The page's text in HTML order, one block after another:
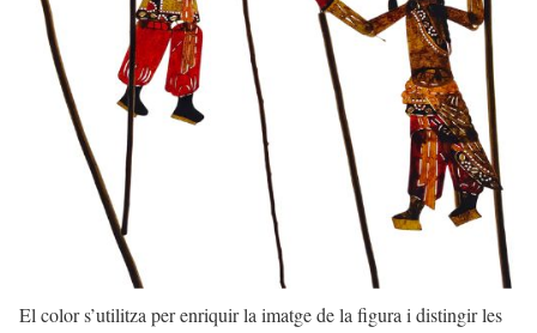
El color s’utilitza per enriquir la imatge de la figura i distingir les